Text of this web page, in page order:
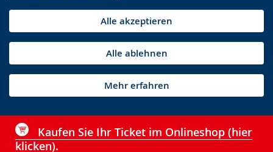
Alle akzeptieren
Alle ablehnen
Mehr erfahren
Kaufen Sie Ihr Ticket im Onlineshop (hier
klicken).